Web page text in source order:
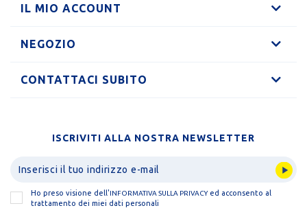
IL MIO ACCOUNT
NEGOZIO
CONTATTACI SUBITO
ISCRIVITI ALLA NOSTRA NEWSLETTER
Ho preso visione dell'INFORMATIVA SULLA PRIVACYed acconsento al
trattamento dei miei dati personali